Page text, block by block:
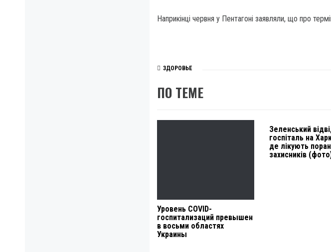
Наприкінці червня у Пентагоні заявляли, що про
ЗДОРОВЬЕ
ПО ТЕМЕ
Уровень COVID-
госпитализаций превышен
в восьми областях
Украины
Зеленський
госпіталь на
де лікують
захисників